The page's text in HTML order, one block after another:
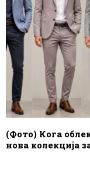
(Фото) Кога
нова колекција